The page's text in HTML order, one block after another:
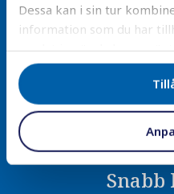
Dessa kan i sin tur
information som du har
samlat in när du har
Snabb